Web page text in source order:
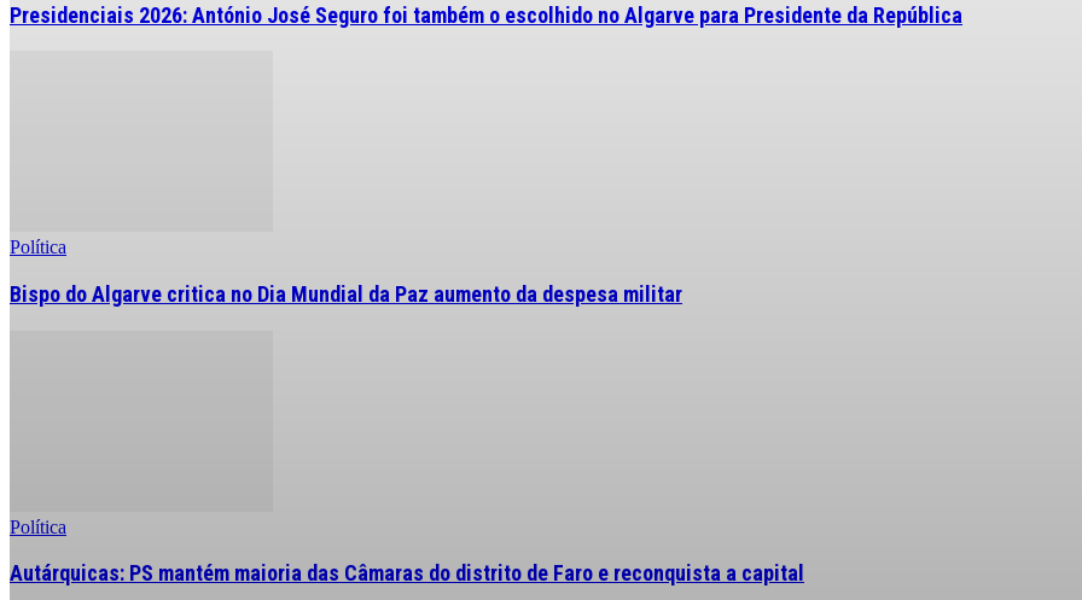
Presidenciais 2026: António José Seguro foi também o escolhido no Algarve para Presidente da República
Política
Bispo do Algarve critica no Dia Mundial da Paz aumento da despesa militar
Política
Autárquicas: PS mantém maioria das Câmaras do distrito de Faro e reconquista a capital